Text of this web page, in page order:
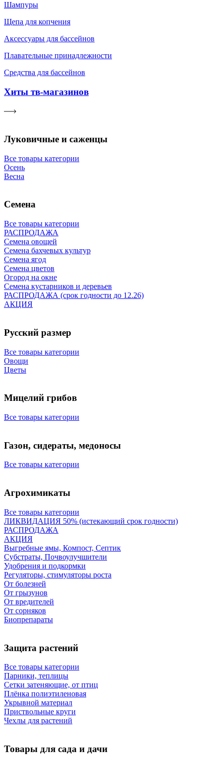
Шампуры
Щепа для копчения
Аксессуары для бассейнов
Плавательные принадлежности
Средства для бассейнов
Хиты тв-магазинов
Луковичные и саженцы
Все товары категории
Осень
Весна
Семена
Все товары категории
РАСПРОДАЖА
Семена овощей
Семена бахчевых культур
Семена ягод
Семена цветов
Огород на окне
Семена кустарников и деревьев
РАСПРОДАЖА (срок годности до 12.26)
АКЦИЯ
Русский размер
Все товары категории
Овощи
Цветы
Мицелий грибов
Все товары категории
Газон, сидераты, медоносы
Все товары категории
Агрохимикаты
Все товары категории
ЛИКВИДАЦИЯ 50% (истекающий срок годности)
РАСПРОДАЖА
АКЦИЯ
Выгребные ямы, Компост, Септик
Субстраты, Почвоулучшители
Удобрения и подкормки
Регуляторы, стимуляторы роста
От болезней
От грызунов
От вредителей
От сорняков
Биопрепараты
Защита растений
Все товары категории
Парники, теплицы
Сетки затеняющие, от птиц
Плёнка полиэтиленовая
Укрывной материал
Приствольные круги
Чехлы для растений
Товары для сада и дачи